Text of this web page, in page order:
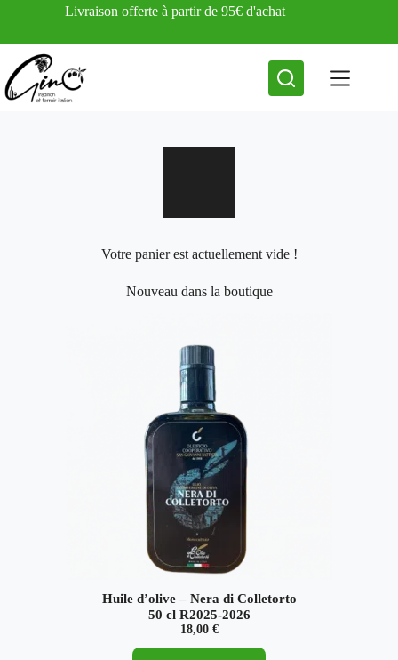
Livraison offerte à partir de 95€ d'achat
Votre panier est actuellement vide !
Nouveau dans la boutique
Huile d’olive – Nera di Colletorto
50 cl R2025-2026
18,00 €